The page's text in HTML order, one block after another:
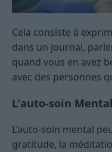
Cela consiste à
dans un journal,
quand vous en avez
avec des personnes
L’auto-soin Mental
L’auto-soin mental
gratitude, la